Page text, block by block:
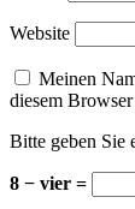
Website
Meinen
diesem
Bitte geben Sie
8 − vier =